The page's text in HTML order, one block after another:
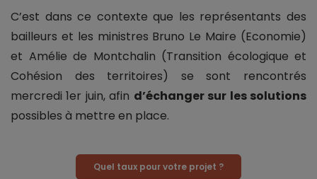
C’est dans ce contexte que les représentants des
bailleurs et les ministres Bruno Le Maire (Economie)
et Amélie de Montchalin (Transition écologique et
Cohésion des territoires) se sont rencontrés
mercredi 1er juin, afin d’échanger sur les solutions
possibles à mettre en place.
Quel taux pour votre projet ?